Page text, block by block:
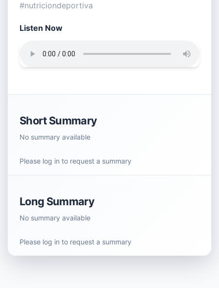
#nutriciondeportiva
Listen Now
Short Summary
No summary available
Please log in to request a summary
Long Summary
No summary available
Please log in to request a summary